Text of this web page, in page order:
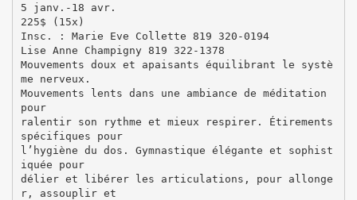
5 janv.-18 avr.
225$ (15x)
Insc. : Marie Eve Collette 819 320-0194
Lise Anne Champigny 819 322-1378
Mouvements doux et apaisants équilibrant le systè
me nerveux.
Mouvements lents dans une ambiance de méditation
pour
ralentir son rythme et mieux respirer. Étirements
spécifiques pour
l’hygiène du dos. Gymnastique élégante et sophist
iquée pour
délier et libérer les articulations, pour allonge
r, assouplir et